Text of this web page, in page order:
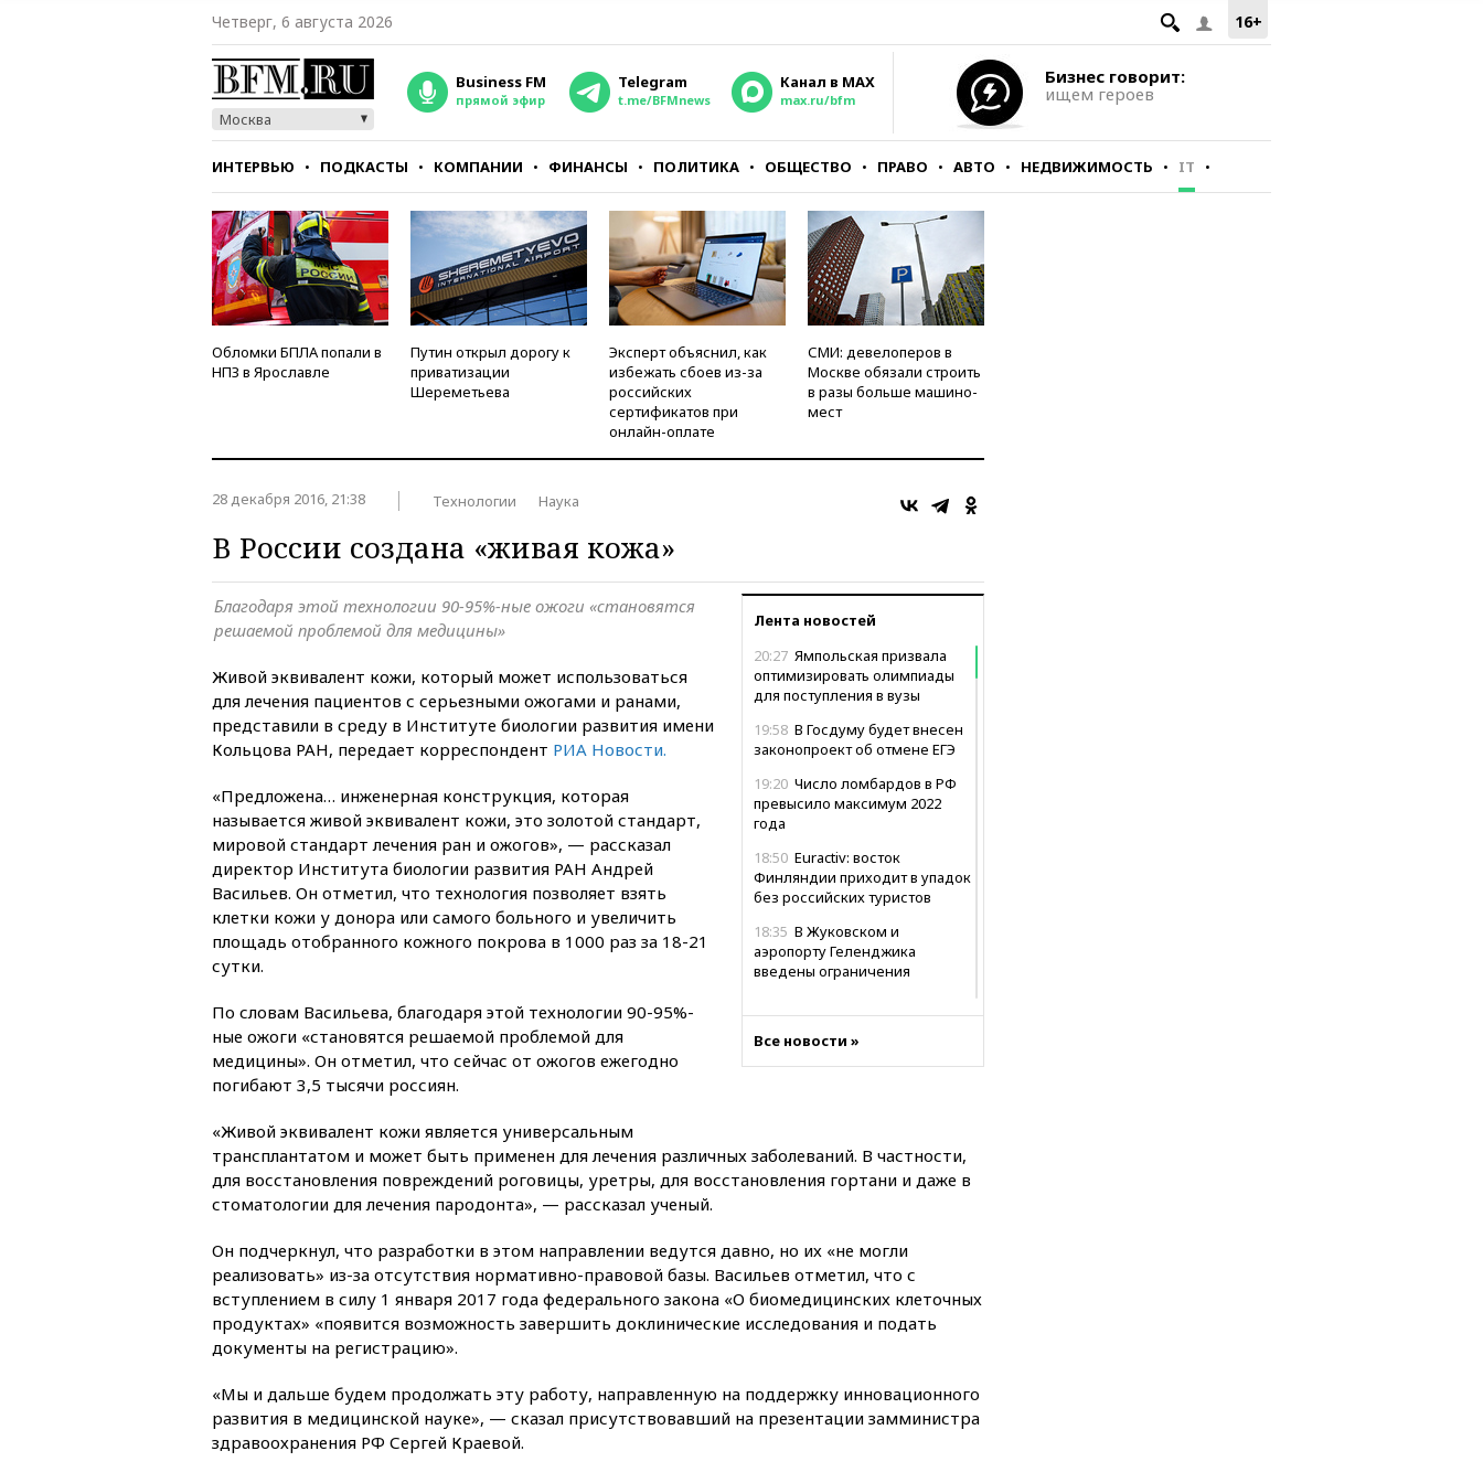
16+
Четверг, 6 августа 2026
Москва
Business FM
прямой эфир
Telegram
t.me/BFMnews
Канал в MAX
max.ru/bfm
Бизнес говорит:
ищем героев
ИНТЕРВЬЮ ПОДКАСТЫ КОМПАНИИ ФИНАНСЫ ПОЛИТИКА ОБЩЕСТВО ПРАВО АВТО НЕДВИЖИМОСТЬ IT
СТИЛЬ ТЕСТЫ
Обломки БПЛА попали в
НПЗ в Ярославле
Путин открыл дорогу к
приватизации
Шереметьева
Эксперт объяснил, как
избежать сбоев из-за
российских
сертификатов при
онлайн-оплате
СМИ: девелоперов в
Москве обязали строить
в разы больше машино-
мест
28 декабря 2016, 21:38 Технологии Наука
В России создана «живая кожа»
Лента новостей
20:27 Ямпольская призвала
оптимизировать олимпиады
для поступления в вузы
19:58 В Госдуму будет внесен
законопроект об отмене ЕГЭ
19:20 Число ломбардов в РФ
превысило максимум 2022
года
18:50 Euractiv: восток
Финляндии приходит в упадок
без российских туристов
18:35 В Жуковском и
аэропорту Геленджика
введены ограничения
подрядчика для
Газе
«Яблоко» с выборов в Госдуму
17:45 Правительство получит
«золотую акцию» в
управлении аэропортом
пострадали при ударе ВСУ по
автобусу в Запорожской
области
Все новости »
Благодаря этой технологии 90-95%-ные ожоги «становятся
решаемой проблемой для медицины»
Живой эквивалент кожи, который может использоваться
для лечения пациентов с серьезными ожогами и ранами,
представили в среду в Институте биологии развития имени
Кольцова РАН, передает корреспондент РИА Новости.
«Предложена… инженерная конструкция, которая
называется живой эквивалент кожи, это золотой стандарт,
мировой стандарт лечения ран и ожогов», — рассказал
директор Института биологии развития РАН Андрей
Васильев. Он отметил, что технология позволяет взять
клетки кожи у донора или самого больного и увеличить
площадь отобранного кожного покрова в 1000 раз за 18-21
сутки.
По словам Васильева, благодаря этой технологии 90-95%-
ные ожоги «становятся решаемой проблемой для
медицины». Он отметил, что сейчас от ожогов ежегодно
погибают 3,5 тысячи россиян.
«Живой эквивалент кожи является универсальным
трансплантатом и может быть применен для лечения различных заболеваний. В частности,
для восстановления повреждений роговицы, уретры, для восстановления гортани и даже в
стоматологии для лечения пародонта», — рассказал ученый.
Он подчеркнул, что разработки в этом направлении ведутся давно, но их «не могли
реализовать» из-за отсутствия нормативно-правовой базы. Васильев отметил, что с
вступлением в силу 1 января 2017 года федерального закона «О биомедицинских клеточных
продуктах» «появится возможность завершить доклинические исследования и подать
документы на регистрацию».
«Мы и дальше будем продолжать эту работу, направленную на поддержку инновационного
развития в медицинской науке», — сказал присутствовавший на презентации замминистра
здравоохранения РФ Сергей Краевой.